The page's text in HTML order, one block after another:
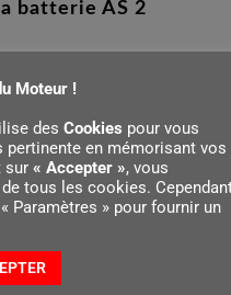
batterie AS 2
de batterie AS
l’appareil avec
Moteur !
des Cookies pour vous
en mémorisant vos
sur « Accepter », vous
tous les cookies.
Paramètres » pour fournir un